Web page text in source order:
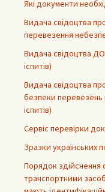
Які документи
Видача свідоцтва
перевезення
Видача свідоцтва
іспитів)
Видача свідоцтва
безпеки перевезень
іспитів)
Сервіс перевірки
Зразки українських
Порядок здійснення
транспортними